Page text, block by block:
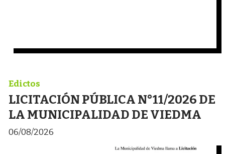
LICITACIÓN PÚBLICA N°11/2026 DE
LA MUNICIPALIDAD DE VIEDMA
Edictos
06/08/2026